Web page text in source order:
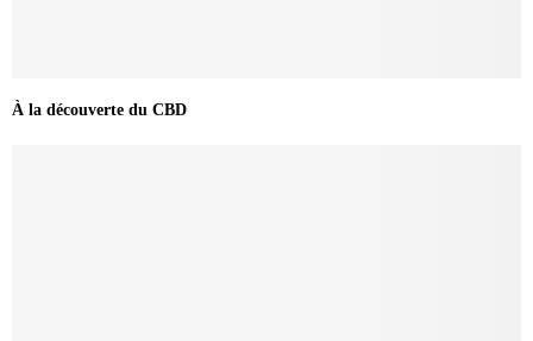
À la découverte du CBD